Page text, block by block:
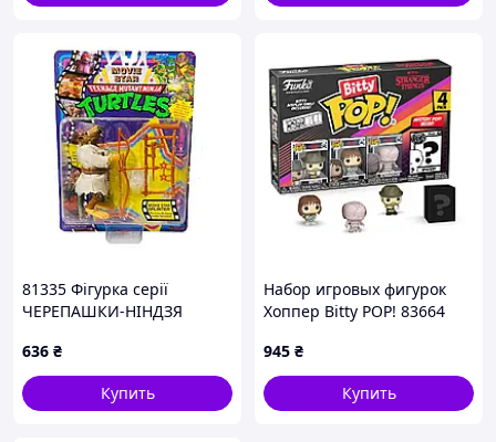
81335 Фігурка серії
ЧЕРЕПАШКИ-НІНДЗЯ
СПЛІНТЕР 12 cm
636 ₴
Купить
Набор игровых фигурок
Хоппер Bitty POP! 83664
дела"
945 ₴
Купить